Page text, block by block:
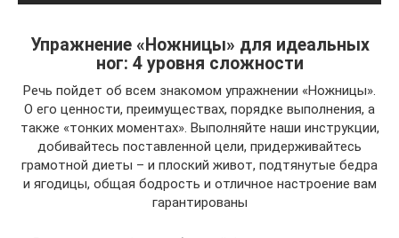
Упражнение «Ножницы» для идеальных
ног: 4 уровня сложности
Речь пойдет об всем знакомом упражнении «Ножницы».
О его ценности, преимуществах, порядке выполнения, а
также «тонких моментах». Выполняйте наши инструкции,
добивайтесь поставленной цели, придерживайтесь
грамотной диеты – и плоский живот, подтянутые бедра
и ягодицы, общая бодрость и отличное настроение вам
гарантированы